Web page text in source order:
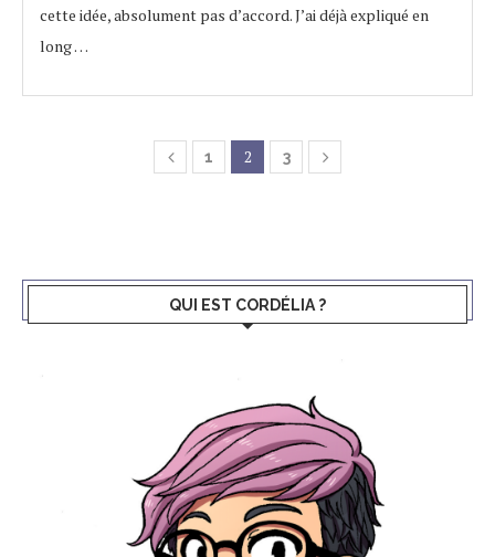
cette idée, absolument pas d’accord. J’ai déjà expliqué en
long …
1 2 3
QUI EST CORDÉLIA ?